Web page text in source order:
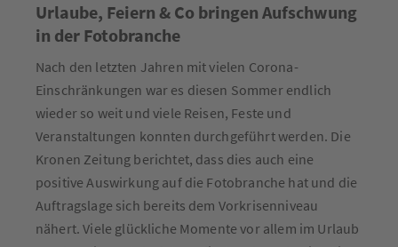
Urlaube, Feiern & Co bringen Aufschwung
in der Fotobranche
Nach den letzten Jahren mit vielen Corona-
Einschränkungen war es diesen Sommer endlich
wieder so weit und viele Reisen, Feste und
Veranstaltungen konnten durchgeführt werden. Die
Kronen Zeitung berichtet, dass dies auch eine
positive Auswirkung auf die Fotobranche hat und die
Auftragslage sich bereits dem Vorkrisenniveau
nähert. Viele glückliche Momente vor allem im Urlaub